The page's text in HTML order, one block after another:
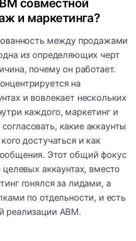
совместной
и маркетинга?
между продажами
из определяющих черт
почему он работает.
на
и вовлекает нескольких
каждого, маркетинг и
какие аккаунты
достучаться и как
Этот общий фокус
аккаунтах, вместо
гонялся за лидами, а
по отдельности, и есть
реализации ABM.